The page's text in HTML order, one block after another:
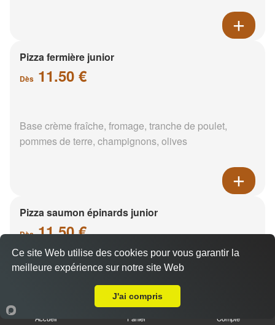
Pizza fermière junior
Dès 11.50 €
Base crème fraîche, fromage, tranche de poulet,
pommes de terre, champignons, olives
Pizza saumon épinards junior
Dès11.50 €
Accueil Panier Compte
Ce site Web utilise des cookies pour vous garantir la
meilleure expérience sur notre site Web
J'ai compris